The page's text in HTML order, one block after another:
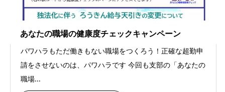
あなたの職場の健康度チェックキャンペーン
パワハラもただ働きもない職場をつくろう！正確な超勤申
請をさせないのは、パワハラです 今回も支部の「あなたの
職場...